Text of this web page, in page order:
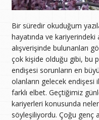
Bir süredir okuduğum
hayatında ve kariyerindeki
alışverişinde bulunanları
çok kişide olduğu gibi, bu
endişesi sorunların en
olanların gelecek endişesi
farklı elbet. Geçtiğimiz
kariyerleri konusunda
söyleşiliyordu. Çoğu genç